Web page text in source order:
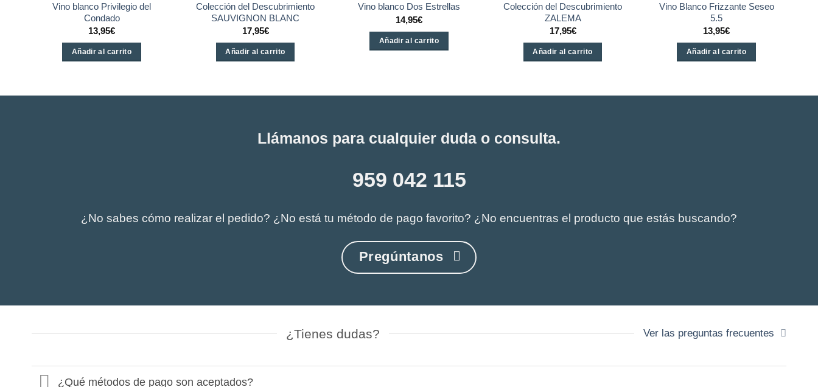
Vino blanco Privilegio del
Condado
13,95€
Añadir al carrito
Colección del Descubrimiento
SAUVIGNON BLANC
17,95€
Añadir al carrito
Vino blanco Dos Estrellas
14,95€
Añadir al carrito
Colección del Descubrimiento
ZALEMA
17,95€
Añadir al carrito
Vino Blanco Frizzante Seseo
5.5
13,95€
Añadir al carrito
Llámanos para cualquier duda o consulta.
959 042 115
¿No sabes cómo realizar el pedido? ¿No está tu método de pago favorito? ¿No encuentras el producto que estás buscando?
Pregúntanos
¿Tienes dudas? Ver las preguntas frecuentes
¿Qué métodos de pago son aceptados?